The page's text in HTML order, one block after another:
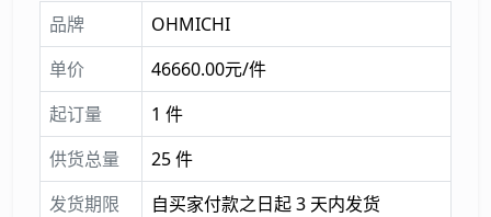
品牌
OHMICHI
单价
46660.00元/件
起订量
1 件
供货总量
25 件
发货期限
自买家付款之日起 3 天内发货